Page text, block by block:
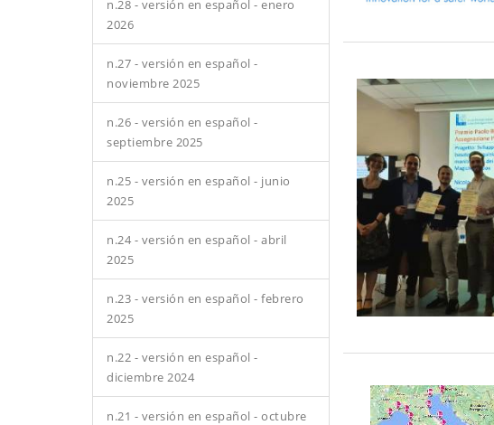
n.28 - versión en español - enero
2026
n.27 - versión en español -
noviembre 2025
n.26 - versión en español -
septiembre 2025
n.25 - versión en español - junio
2025
n.24 - versión en español - abril
2025
n.23 - versión en español - febrero
2025
n.22 - versión en español -
diciembre 2024
n.21 - versión en español - octubre